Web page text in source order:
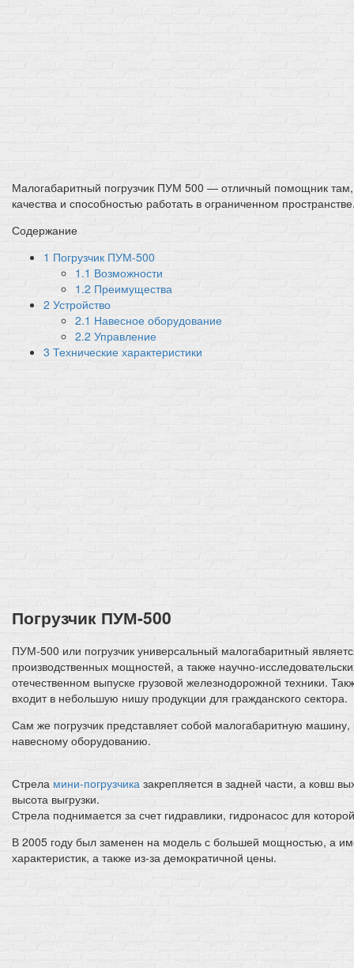
Малогабаритный погрузчик ПУМ 500 — отличный помощник
качества и способностью работать в ограниченном
Содержание
1 Погрузчик ПУМ-500
1.1 Возможности
1.2 Преимущества
2 Устройство
2.1 Навесное оборудование
2.2 Управление
3 Технические характеристики
Погрузчик ПУМ-500
ПУМ-500 или погрузчик универсальный малогабаритный
производственных мощностей, а также научно-
отечественном выпуске грузовой железнодорожной техники.
входит в небольшую нишу продукции для гражданского сектора.
Сам же погрузчик представляет собой малогабаритную
навесному оборудованию.
Стрела мини-погрузчика закрепляется в задней части, а ковш
высота выгрузки.
Стрела поднимается за счет гидравлики, гидронасос для
В 2005 году был заменен на модель с большей мощностью, а
характеристик, а также из-за демократичной цены.